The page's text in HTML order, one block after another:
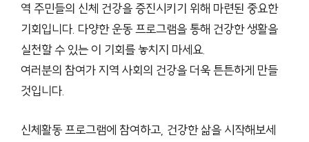
역 주민들의 신체 건강을 증진시키기 위해 마련된 중요한
기회입니다. 다양한 운동 프로그램을 통해 건강한 생활을
실천할 수 있는 이 기회를 놓치지 마세요.
여러분의 참여가 지역 사회의 건강을 더욱 튼튼하게 만들
것입니다.
신체활동 프로그램에 참여하고, 건강한 삶을 시작해보세